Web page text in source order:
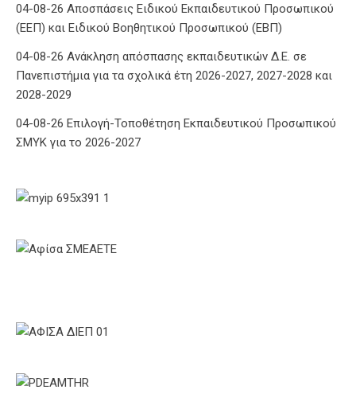
04-08-26 Αποσπάσεις Ειδικού Εκπαιδευτικού Προσωπικού
(ΕΕΠ) και Ειδικού Βοηθητικού Προσωπικού (ΕΒΠ)
04-08-26 Ανάκληση απόσπασης εκπαιδευτικών Δ.Ε. σε
Πανεπιστήμια για τα σχολικά έτη 2026-2027, 2027-2028 και
2028-2029
04-08-26 Επιλογή-Τοποθέτηση Εκπαιδευτικού Προσωπικού
ΣΜΥΚ για το 2026-2027